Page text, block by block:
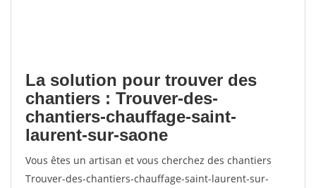
La solution pour trouver des
chantiers : Trouver-des-
chantiers-chauffage-saint-
laurent-sur-saone
Vous êtes un artisan et vous cherchez des chantiers
Trouver-des-chantiers-chauffage-saint-laurent-sur-